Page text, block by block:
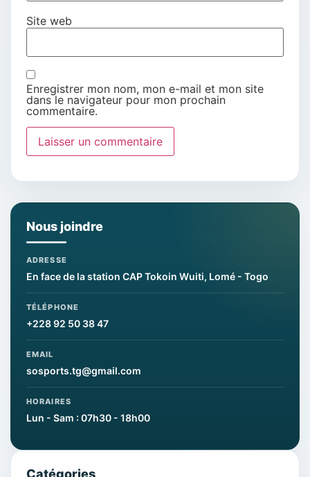
Site web
Enregistrer mon nom, mon e-mail et mon site
dans le navigateur pour mon prochain
commentaire.
Nous joindre
ADRESSE
En face de la station CAP Tokoin Wuiti, Lomé - Togo
TÉLÉPHONE
+228 92 50 38 47
EMAIL
sosports.tg@gmail.com
HORAIRES
Lun - Sam : 07h30 - 18h00
Catégories